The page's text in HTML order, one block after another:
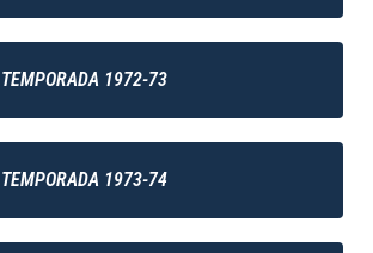
TEMPORADA 1972-73
TEMPORADA 1973-74